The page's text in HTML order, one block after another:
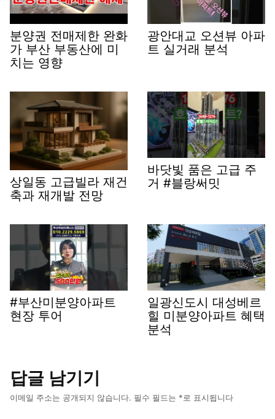
분양권 전매제한 완화
가 부산 부동산에 미
치는 영향
광안대교 오션뷰 아파
트 실거래 분석
상일동 고급빌라 재건
축과 재개발 전망
바닷빛 품은 고급 주
거 #블랑써밋
#부산미분양아파트
현장 투어
일광신도시 대성베르
힐 미분양아파트 혜택
분석
답글 남기기
이메일 주소는 공개되지 않습니다. 필수 필드는 *로 표시됩니다